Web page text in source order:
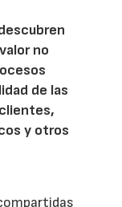
no
de las
y otros